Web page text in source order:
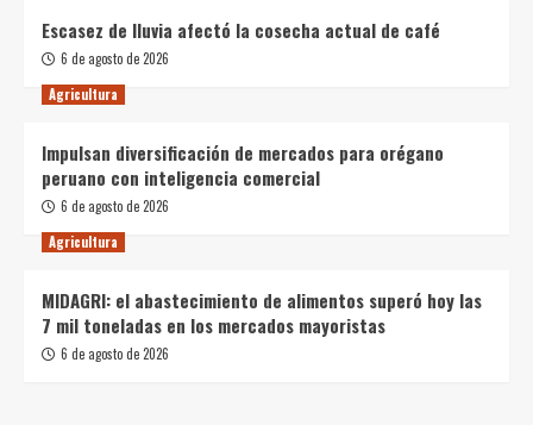
Escasez de lluvia afectó la cosecha actual de café
6 de agosto de 2026
Agricultura
Impulsan diversificación de mercados para orégano
peruano con inteligencia comercial
6 de agosto de 2026
Agricultura
MIDAGRI: el abastecimiento de alimentos superó hoy las
7 mil toneladas en los mercados mayoristas
6 de agosto de 2026